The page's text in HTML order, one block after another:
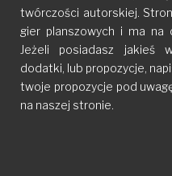
twórczości autorskiej.
gier planszowych i ma na
Jeżeli posiadasz jakieś
dodatki, lub propozycje,
twoje propozycje pod
na naszej stronie.